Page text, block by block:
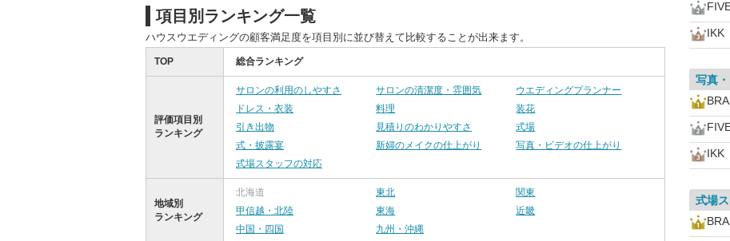
項目別ランキング一覧
ハウスウエディングの顧客満足度を項目別に並び替えて比較することが出来ます。
TOP 総合ランキング
評価項目別
ランキング
サロンの利用のしやすさ サロンの清潔度・雰囲気
ウエディングプランナー
ドレス・衣装
料理
装花
引き出物
見積りのわかりやすさ
式場
式・披露宴
新婦のメイクの仕上がり
写真・ビデオの仕上がり
式場スタッフの対応
地域別
ランキング
北海道 東北
関東
甲信越・北陸
東海
近畿
中国・四国
九州・沖縄
IKK
写真
IKK
式場